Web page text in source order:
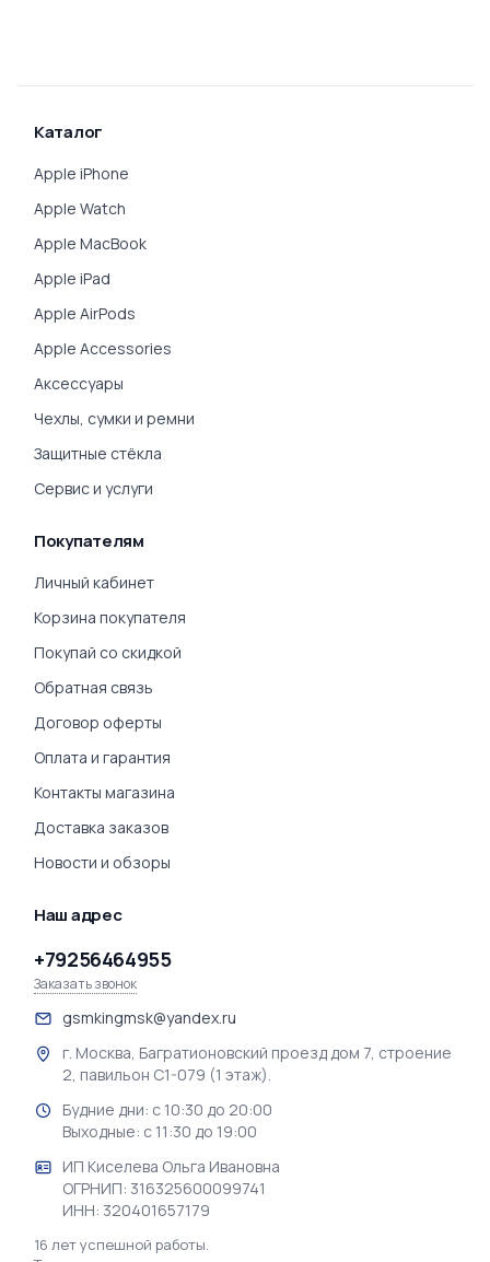
Каталог
Apple iPhone
Apple Watch
Apple MacBook
Apple iPad
Apple AirPods
Apple Accessories
Аксессуары
Чехлы, сумки и ремни
Защитные стёкла
Сервис и услуги
Покупателям
Личный кабинет
Корзина покупателя
Покупай со скидкой
Обратная связь
Договор оферты
Оплата и гарантия
Контакты магазина
Доставка заказов
Новости и обзоры
Наш адрес
+79256464955
Заказать звонок
gsmkingmsk@yandex.ru
г. Москва, Багратионовский проезд дом 7, строение
2, павильон С1-079 (1 этаж).
Будние дни: с 10:30 до 20:00
Выходные: с 11:30 до 19:00
ИП Киселева Ольга Ивановна
ОГРНИП: 316325600099741
ИНН: 320401657179
16 лет успешной работы.